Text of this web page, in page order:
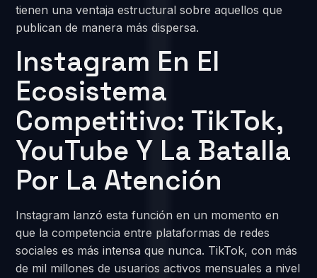
tienen una ventaja estructural sobre aquellos que
publican de manera más dispersa.
Instagram En El
Ecosistema
Competitivo: TikTok,
YouTube Y La Batalla
Por La Atención
Instagram lanzó esta función en un momento en
que la competencia entre plataformas de redes
sociales es más intensa que nunca. TikTok, con más
de mil millones de usuarios activos mensuales a nivel